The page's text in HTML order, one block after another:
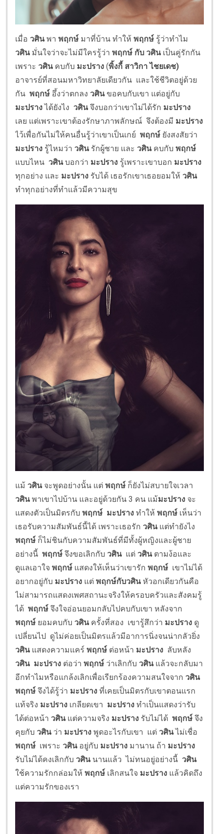
เมื่อ วศินพา พฤกษ์ มาที่บ้าน ทำให้ พฤกษ์ รู้ว่าทำไม
วศินมั่นใจว่าจะไม่มีใครรู้ว่า พฤกษ์ กับ วศินเป็นคู่รักกัน
เพราะ วศินคบกับ มะปราง (พิ้งกี้ สาวิกา ไชยเดช)
อาจารย์ที่สอนมหาวิทยาลัยเดียวกัน และใช้ชีวิตอยู่ด้วย
กัน พฤกษ์ อึ้งว่าตกลง วศินขอคบกับเขา แต่อยู่กับ
มะปรางได้ยังไง วศินจึงบอกว่าเขาไม่ได้รัก มะปราง
เลย แต่เพราะเขาต้องรักษาภาพลักษณ์ จึงต้องมี มะปราง
ไว้เพื่อกันไม่ให้คนอื่นรู้ว่าเขาเป็นเกย์ พฤกษ์ ยังสงสัยว่า
มะปราง รู้ไหมว่า วศิน รักผู้ชาย และ วศิน คบกับ พฤกษ์
แบบไหน วศินบอกว่า มะปราง รู้เพราะเขาบอก มะปราง
ทุกอย่าง และ มะปราง รับได้ เธอรักเขาเธอยอมให้ วศิน
ทำทุกอย่างที่ทำแล้วมีความสุข
แม้ วศินจะพูดอย่างนั้น แต่ พฤกษ์ ก็ยังไม่สบายใจเวลา
วศินพาเขาไปบ้าน และอยู่ด้วยกัน 3 คน แม้มะปราง จะ
แสดงตัวเป็นมิตรกับ พฤกษ์ มะปราง ทำให้ พฤกษ์ เห็นว่า
เธอรับความสัมพันธ์นี้ได้ เพราะเธอรัก วศิน แต่ทำยังไง
พฤกษ์ ก็ไม่ชินกับความสัมพันธ์ที่มีทั้งผู้หญิงและผู้ชาย
อย่างนี้ พฤกษ์ จึงขอเลิกกับ วศินแต่ วศินตามง้อและ
ดูแลเอาใจ พฤกษ์ แสดงให้เห็นว่าเขารัก พฤกษ์ เขาไม่ได้
อยากอยู่กับ มะปราง แต่ พฤกษ์กับวศินหัวอกเดียวกันคือ
ไม่สามารถแสดงเพศสถานะจริงให้ครอบครัวและสังคมรู้
ได้ พฤกษ์ จึงใจอ่อนยอมกลับไปคบกับเขา หลังจาก
พฤกษ์ ยอมคบกับ วศิน ครั้งที่สอง เขารู้สึกว่า มะปราง ดู
เปลี่ยนไป ดูไม่ค่อยเป็นมิตรแล้วมีอาการนิ่งจนน่ากลัวยิ่ง
วศินแสดงความแคร์ พฤกษ์ ต่อหน้า มะปราง ลับหลัง
วศิน มะปราง ต่อว่า พฤกษ์ ว่าเลิกกับ วศิน แล้วจะกลับมา
อีกทำไมหรือแกล้งเลิกเพื่อเรียกร้องความสนใจจาก วศิน
พฤกษ์ จึงได้รู้ว่า มะปราง ที่เคยเป็นมิตรกับเขาตอนแรก
แท้จริง มะปราง เกลียดเขา มะปราง ทำเป็นแสดงว่ารับ
ได้ต่อหน้า วศินแต่ความจริง มะปราง รับไม่ได้ พฤกษ์ จึง
คุยกับ วศินว่า มะปราง พูดอะไรกับเขา แต่ วศินไม่เชื่อ
พฤกษ์ เพราะ วศินอยู่กับ มะปราง มานาน ถ้า มะปราง
รับไม่ได้คงเลิกกับ วศินนานแล้ว ไม่ทนอยู่อย่างนี้ วศิน
ใช้ความรักกล่อมให้ พฤกษ์ เลิกสนใจ มะปราง แล้วคิดถึง
แต่ความรักของเรา